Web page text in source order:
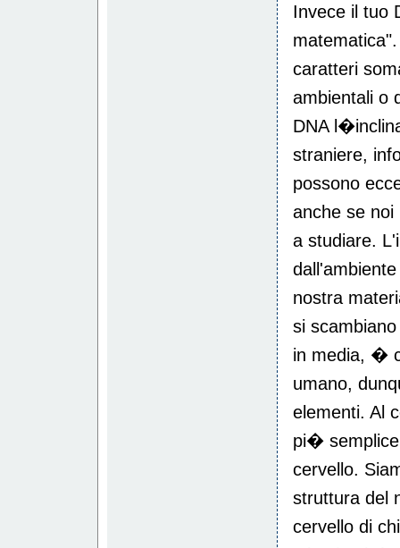
Invece il tuo
caratteri
ambientali o
DNA
straniere,
possono
anche se noi
a studiare.
nostra
si
in media, �
umano,
elementi. Al
pi�
cervello.
struttura del
cervello di